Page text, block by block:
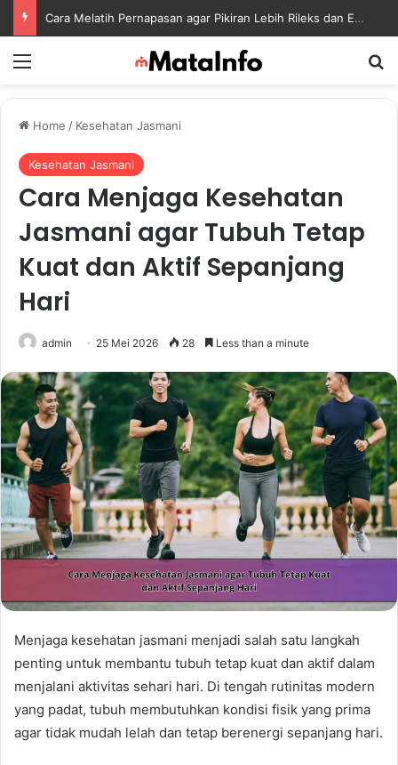
Cara Melatih Pernapasan agar Pikiran Lebih Rileks dan Emosi Tetap Seimbang
Home / Kesehatan Jasmani
Kesehatan Jasmani
Cara Menjaga Kesehatan
Jasmani agar Tubuh Tetap
Kuat dan Aktif Sepanjang
Hari
admin 25 Mei 2026 28 Less than a minute
Menjaga kesehatan jasmani menjadi salah satu langkah
penting untuk membantu tubuh tetap kuat dan aktif dalam
menjalani aktivitas sehari hari. Di tengah rutinitas modern
yang padat, tubuh membutuhkan kondisi fisik yang prima
agar tidak mudah lelah dan tetap berenergi sepanjang hari.